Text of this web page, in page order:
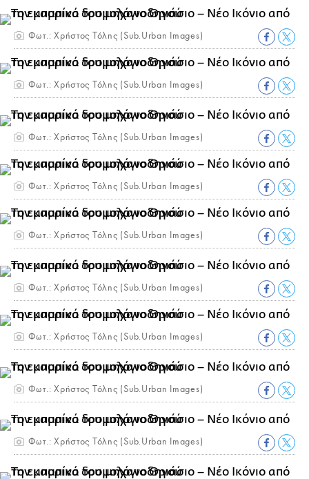
Φωτ.: Χρήστος Τόλης (Sub.Urban Images)
Φωτ.: Χρήστος Τόλης (Sub.Urban Images)
Φωτ.: Χρήστος Τόλης (Sub.Urban Images)
Φωτ.: Χρήστος Τόλης (Sub.Urban Images)
Φωτ.: Χρήστος Τόλης (Sub.Urban Images)
Φωτ.: Χρήστος Τόλης (Sub.Urban Images)
Φωτ.: Χρήστος Τόλης (Sub.Urban Images)
Φωτ.: Χρήστος Τόλης (Sub.Urban Images)
Φωτ.: Χρήστος Τόλης (Sub.Urban Images)